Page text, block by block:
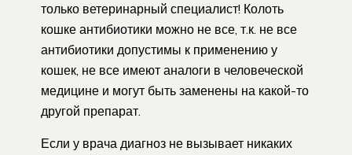
только ветеринарный специалист! Колоть
кошке антибиотики можно не все, т.к. не все
антибиотики допустимы к применению у
кошек, не все имеют аналоги в человеческой
медицине и могут быть заменены на какой-то
другой препарат.
Если у врача диагноз не вызывает никаких